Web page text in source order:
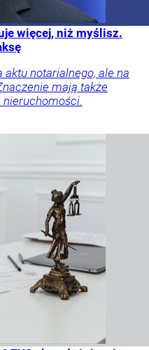
więcej, niż myślisz.
notarialnego, ale na
mają także
nieruchomości.